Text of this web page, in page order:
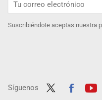
Suscribiéndote aceptas nuestra
Síguenos